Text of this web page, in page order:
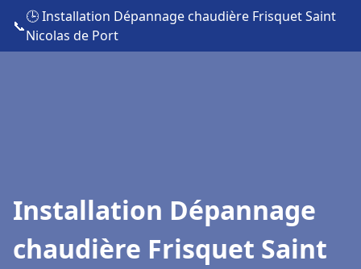
📞
🕒 Installation Dépannage chaudière Frisquet Saint
Nicolas de Port
Installation Dépannage
chaudière Frisquet Saint